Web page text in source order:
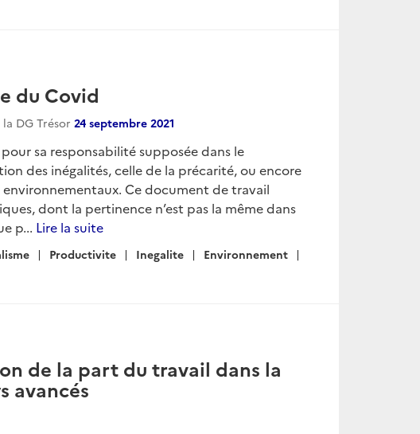
du Covid
DG Trésor 24 septembre 2021
sa responsabilité supposée dans le
des inégalités, celle de la précarité, ou encore
Ce document de travail
dont la pertinence n’est pas la même dans
p... Lire la suite
Productivite Inegalite
Environnement
de la part du travail dans la
avancés